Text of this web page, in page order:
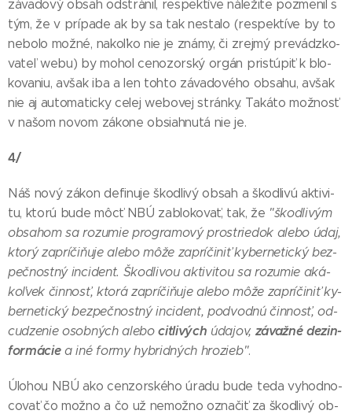
zá­va­do­vý ob­sah od­strá­nil, res­pek­tí­ve ná­le­ži­te poz­me­nil s
tým, že v prí­pa­de ak by sa tak nes­ta­lo (res­pek­tí­ve by to
ne­bo­lo mož­né, na­koľ­ko nie je zná­my, či zrej­mý pre­vádz­ko­
va­teľ webu) by mo­hol ce­no­zor­ský or­gán pris­tú­piť k blo­
ko­va­niu, av­šak iba a len toh­to zá­va­do­vé­ho ob­sa­hu, av­šak
nie aj auto­ma­tic­ky ce­lej webo­vej strán­ky. Ta­ká­to mož­nosť
v na­šom no­vom zá­ko­ne ob­siah­nu­tá nie je.
4/
Náš no­vý zá­kon de­fi­nu­je škod­li­vý ob­sah a škod­li­vú ak­ti­vi­
tu, kto­rú bu­de môcť NBÚ za­blo­ko­vať, tak, že "škod­li­vým
ob­sa­hom sa ro­zu­mie prog­ra­mo­vý pros­trie­dok ale­bo údaj,
kto­rý za­prí­či­ňu­je ale­bo mô­že za­prí­či­niť ky­ber­ne­tic­ký bez­
peč­nost­ný in­ci­dent. Škod­li­vou ak­ti­vi­tou sa ro­zu­mie aká­
koľ­vek čin­nosť, kto­rá za­prí­či­ňu­je ale­bo mô­že za­prí­či­niť ky­
ber­ne­tic­ký bez­peč­nost­ný in­ci­dent, pod­vod­nú čin­nosť, od­
cu­dzenie osob­ných ale­bocit­li­vých úda­jov, zá­važ­né de­zin­
for­má­ciea iné for­my hyb­rid­ných hro­zieb".
Úlo­hou NBÚ ako cen­zor­ské­ho úra­du bu­de te­da vy­hod­no­
co­vať čo mož­no a čo už ne­mož­no ozna­čiť za škod­li­vý ob­